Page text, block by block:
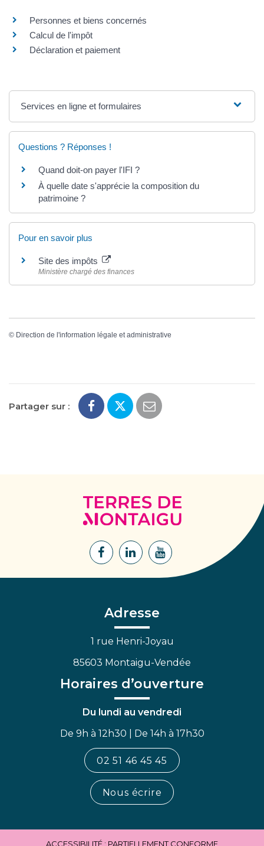
Personnes et biens concernés
Calcul de l'impôt
Déclaration et paiement
Services en ligne et formulaires
Questions ? Réponses !
Quand doit-on payer l'IFI ?
À quelle date s'apprécie la composition du
patrimoine ?
Pour en savoir plus
Site des impôts
Ministère chargé des finances
© Direction de l'information légale et administrative
Partager sur :
Terres
de
Lien
Facebook
Lien
Linkedin
Lien
Adresse
1 rue Henri-Joyau
85603 Montaigu-Vendée
Horaires d’ouverture
Du lundi au vendredi
De 9h à 12h30 | De 14h à 17h30
02 51 46 45 45
Nous écrire
ACCESSIBILITÉ : PARTIELLEMENT CONFORME